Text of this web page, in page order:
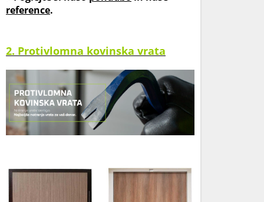
reference.
2. Protivlomna kovinska vrata